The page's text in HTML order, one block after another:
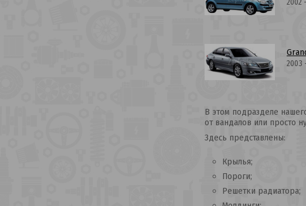
2002
2003
В этом подразделе
от вандалов или просто
Здесь представлены:
Крылья;
Пороги;
Решетки радиатора;